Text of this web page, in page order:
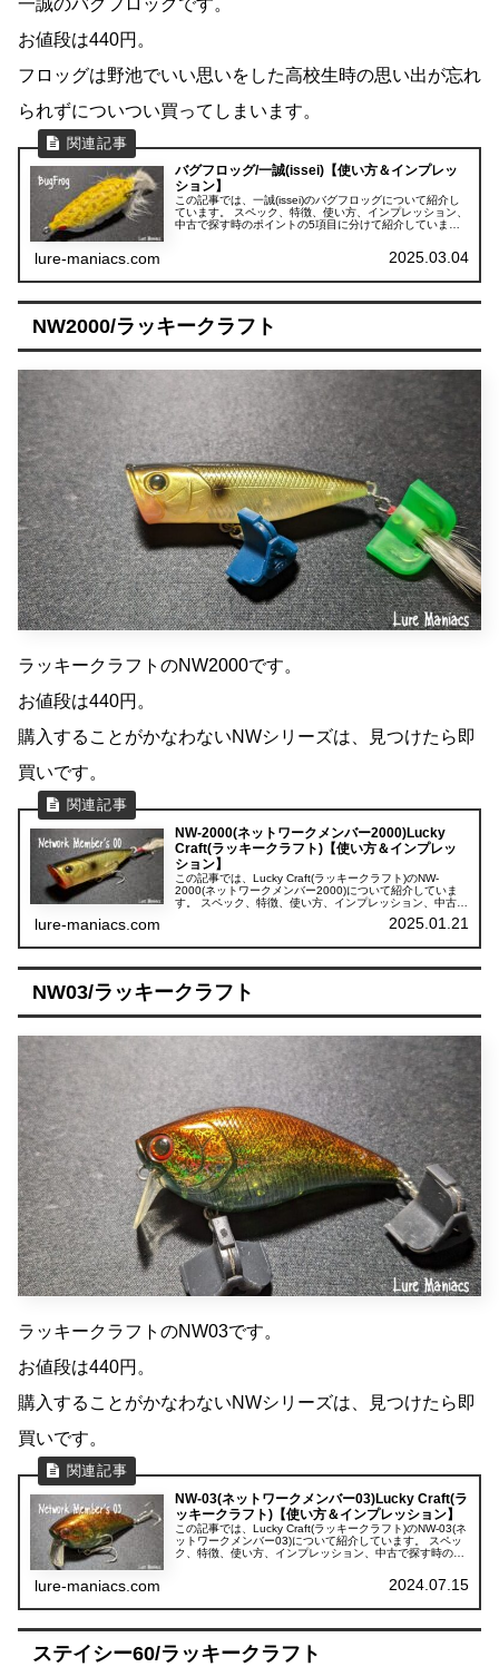
一誠のバグフロッグです。
お値段は440円。
フロッグは野池でいい思いをした高校生時の思い出が忘れ
られずについつい買ってしまいます。
バグフロッグ/一誠(issei)【使い方＆インプレッ
ション】
この記事では、一誠(issei)のバグフロッグについて紹介し
ています。 スペック、特徴、使い方、インプレッション、
中古で探す時のポイントの5項目に分けて紹介していま
lure-maniacs.com 2025.03.04
NW2000/ラッキークラフト
ラッキークラフトのNW2000です。
お値段は440円。
購入することがかなわないNWシリーズは、見つけたら即
買いです。
NW-2000(ネットワークメンバー2000)Lucky
Craft(ラッキークラフト)【使い方＆インプレッ
ション】
この記事では、Lucky Craft(ラッキークラフト)のNW-
2000(ネットワークメンバー2000)について紹介していま
す。 スペック、特徴、使い方、インプレッション、中古で
lure-maniacs.com 2025.01.21
NW03/ラッキークラフト
ラッキークラフトのNW03です。
お値段は440円。
購入することがかなわないNWシリーズは、見つけたら即
買いです。
NW-03(ネットワークメンバー03)Lucky Craft(ラ
ッキークラフト)【使い方＆インプレッション】
この記事では、Lucky Craft(ラッキークラフト)のNW-03(ネ
ットワークメンバー03)について紹介しています。 スペッ
ク、特徴、使い方、インプレッション、中古で探す時のポ
lure-maniacs.com 2024.07.15
ステイシー60/ラッキークラフト